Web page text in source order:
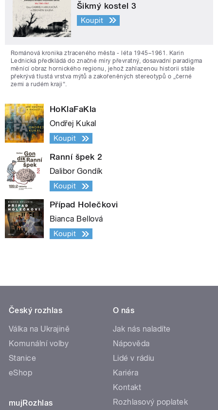
Šikmý kostel 3
Koupit
Románová kronika ztraceného města - léta 1945–1961. Karin
Lednická předkládá do značné míry převratný, dosavadní paradigma
měnící obraz hornického regionu, jehož zahlazenou historii stále
překrývá tlustá vrstva mýtů a zakořeněných stereotypů o „černé
zemi a rudém kraji“.
HoKlaFaKla
Ondřej Kukal
Koupit
Ranní špek 2
Dalibor Gondík
Koupit
Případ Holečkovi
Bianca Bellová
Koupit
Český rozhlas
Válka na Ukrajině
Komunální volby
Stanice
eShop
mujRozhlas
O nás
Jak nás naladíte
Nápověda
Lidé v rádiu
Kariéra
Kontakt
Rozhlasový poplatek